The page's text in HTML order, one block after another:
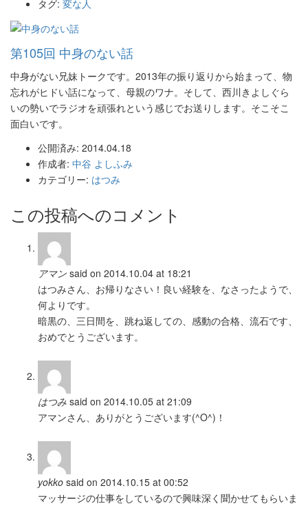
タグ: 変な人
第105回 中身のない話
中身がない兄妹トークです。2013年の振り返りから始まって、物
忘れがヒドい話になって、母親のワナ。そして、西川きよしぐら
いの勢いでラジオを頑張れという感じでお送りします。そこそこ
面白いです。
公開済み: 2014.04.18
作成者: 中谷 よしふみ
カテゴリー: はつみ
この投稿へのコメント
アマン said on 2014.10.04 at 18:21
はつみさん、お帰りなさい！良い経験を、なさったようで、
何よりです。
暗黒の、三日間を、跳ね返しての、感動の合格、流石です、
おめでとうございます。
はつみ said on 2014.10.05 at 21:09
アマンさん、ありがとうございます(^O^)！
yokko said on 2014.10.15 at 00:52
マッサージの仕事をしているので興味深く聞かせてもらいま